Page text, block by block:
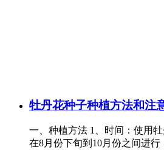
牡丹花种子种植方法和注
一、种植方法 1、时间：使用
在8月份下旬到10月份之间进行